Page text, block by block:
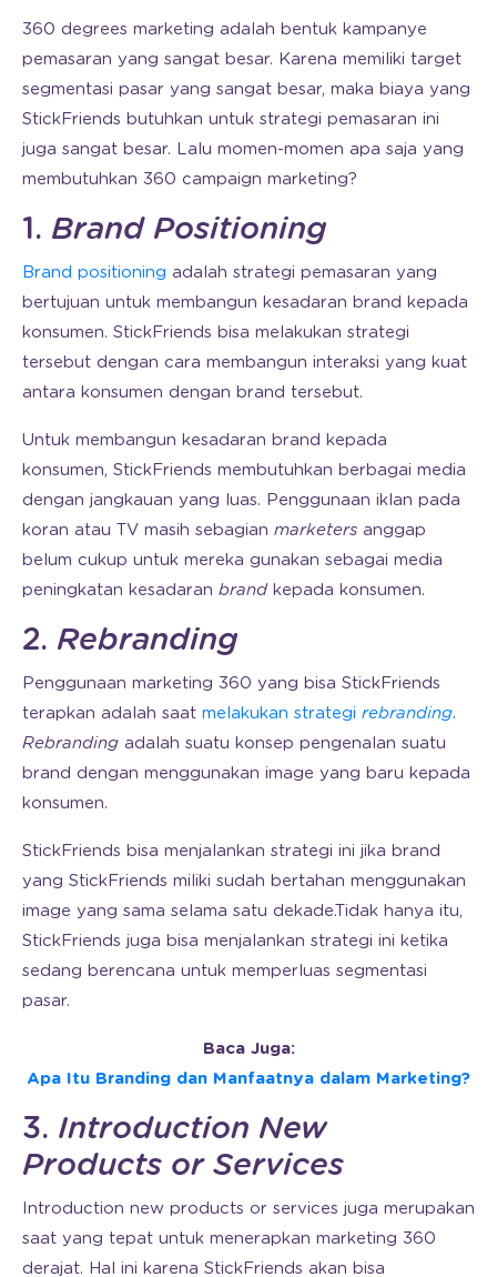
360 degrees marketing adalah bentuk kampanye
pemasaran yang sangat besar. Karena memiliki target
segmentasi pasar yang sangat besar, maka biaya yang
StickFriends butuhkan untuk strategi pemasaran ini
juga sangat besar. Lalu momen-momen apa saja yang
membutuhkan 360 campaign marketing?
1. Brand Positioning
Brand positioning adalah strategi pemasaran yang
bertujuan untuk membangun kesadaran brand kepada
konsumen. StickFriends bisa melakukan strategi
tersebut dengan cara membangun interaksi yang kuat
antara konsumen dengan brand tersebut.
Untuk membangun kesadaran brand kepada
konsumen, StickFriends membutuhkan berbagai media
dengan jangkauan yang luas. Penggunaan iklan pada
koran atau TV masih sebagian marketers anggap
belum cukup untuk mereka gunakan sebagai media
peningkatan kesadaran brandkepada konsumen.
2. Rebranding
Penggunaan marketing 360 yang bisa StickFriends
terapkan adalah saat melakukan strategi rebranding.
Rebranding adalah suatu konsep pengenalan suatu
brand dengan menggunakan image yang baru kepada
konsumen.
StickFriends bisa menjalankan strategi ini jika brand
yang StickFriends miliki sudah bertahan menggunakan
image yang sama selama satu dekade.Tidak hanya itu,
StickFriends juga bisa menjalankan strategi ini ketika
sedang berencana untuk memperluas segmentasi
pasar.
Baca Juga:
Apa Itu Branding dan Manfaatnya dalam Marketing?
3. Introduction New
Products or Services
Introduction new products or services juga merupakan
saat yang tepat untuk menerapkan marketing 360
derajat. Hal ini karena StickFriends akan bisa